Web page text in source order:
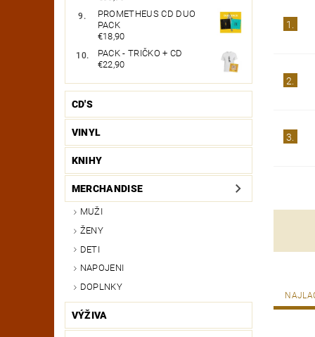
PROMETHEUS CD DUO
PACK
€18,90
PACK - TRIČKO + CD
€22,90
CD'S
VINYL
KNIHY
MERCHANDISE
MUŽI
ŽENY
DETI
NAPOJENI
DOPLNKY
VÝŽIVA
1.
2.
3.